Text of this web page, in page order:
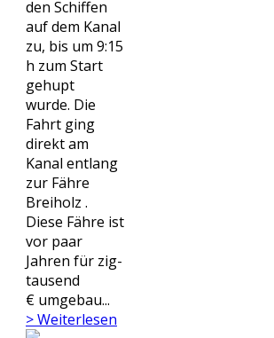
den Schiffen
auf dem Kanal
zu, bis um 9:15
h zum Start
gehupt
wurde. Die
Fahrt ging
direkt am
Kanal entlang
zur Fähre
Breiholz .
Diese Fähre ist
vor paar
Jahren für zig-
tausend
€ umgebau...
> Weiterlesen